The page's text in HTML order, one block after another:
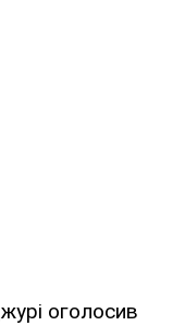
оголосив